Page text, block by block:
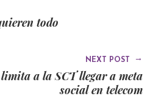
todo
NEXT POST →
a la SCT llegar a meta
social en telecom